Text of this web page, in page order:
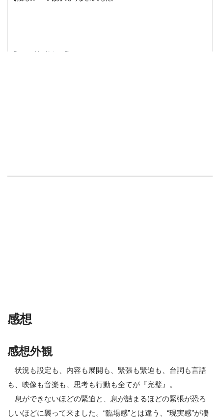
感想
感想外観
状況も設定も、内容も展開も、緊張も緊迫も、台詞も言語
も、映像も音楽も、思考も行動も全てが『完璧』。
息ができないほどの緊迫と、息が詰まるほどの緊張が恐ろ
しいほどに襲って来ました。“臨場感”とは違う、“現実感”が凄